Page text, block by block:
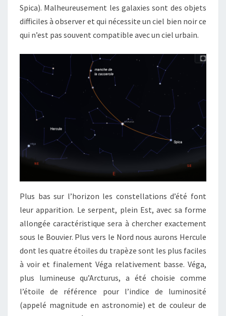
Spica). Malheureusement les galaxies sont des objets
difficiles à observer et qui nécessite un ciel bien noir ce
qui n’est pas souvent compatible avec un ciel urbain.
Plus bas sur l’horizon les constellations d’été font
leur apparition. Le serpent, plein Est, avec sa forme
allongée caractéristique sera à chercher exactement
sous le Bouvier. Plus vers le Nord nous aurons Hercule
dont les quatre étoiles du trapèze sont les plus faciles
à voir et finalement Véga relativement basse. Véga,
plus lumineuse qu’Arcturus, a été choisie comme
l’étoile de référence pour l’indice de luminosité
(appelé magnitude en astronomie) et de couleur de